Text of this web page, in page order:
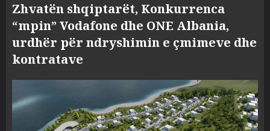
Zhvatën shqiptarët, Konkurrenca
“mpin” Vodafone dhe ONE Albania,
urdhër për ndryshimin e çmimeve dhe
kontratave